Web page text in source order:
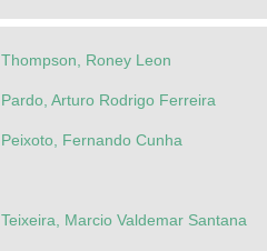
Thompson, Roney Leon
Pardo, Arturo Rodrigo Ferreira
Peixoto, Fernando Cunha
Teixeira, Marcio Valdemar Santana